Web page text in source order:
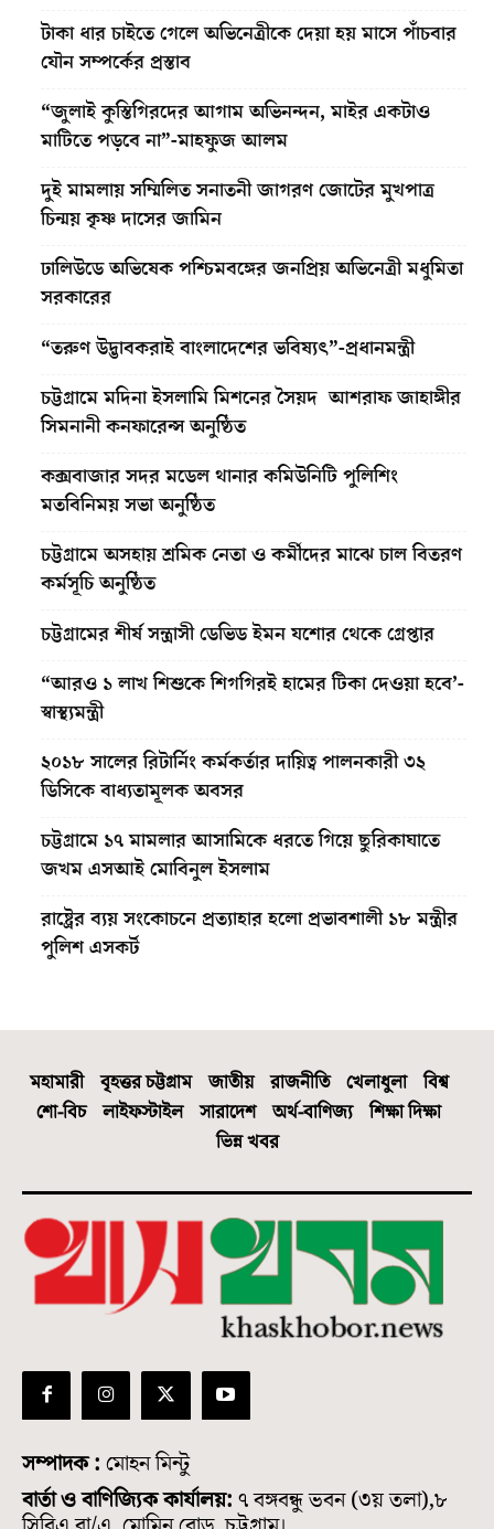
টাকা ধার চাইতে গেলে অভিনেত্রীকে দেয়া হয় মাসে পাঁচবার
যৌন সম্পর্কের প্রস্তাব
“জুলাই কুস্তিগিরদের আগাম অভিনন্দন, মাইর একটাও
মাটিতে পড়বে না”-মাহফুজ আলম
দুই মামলায় সম্মিলিত সনাতনী জাগরণ জোটের মুখপাত্র
চিন্ময় কৃষ্ণ দাসের জামিন
ঢালিউডে অভিষেক পশ্চিমবঙ্গের জনপ্রিয় অভিনেত্রী মধুমিতা
সরকারের
“তরুণ উদ্ভাবকরাই বাংলাদেশের ভবিষ্যৎ”-প্রধানমন্ত্রী
চট্টগ্রামে মদিনা ইসলামি মিশনের সৈয়দ আশরাফ জাহাঙ্গীর
সিমনানী কনফারেন্স অনুষ্ঠিত
কক্সবাজার সদর মডেল থানার কমিউনিটি পুলিশিং
মতবিনিময় সভা অনুষ্ঠিত
চট্টগ্রামে অসহায় শ্রমিক নেতা ও কর্মীদের মাঝে চাল বিতরণ
কর্মসূচি অনুষ্ঠিত
চট্টগ্রামের শীর্ষ সন্ত্রাসী ডেভিড ইমন যশোর থেকে গ্রেপ্তার
“আরও ১ লাখ শিশুকে শিগগিরই হামের টিকা দেওয়া হবে’-
স্বাস্থ্যমন্ত্রী
২০১৮ সালের রিটার্নিং কর্মকর্তার দায়িত্ব পালনকারী ৩২
ডিসিকে বাধ্যতামূলক অবসর
চট্টগ্রামে ১৭ মামলার আসামিকে ধরতে গিয়ে ছুরিকাঘাতে
জখম এসআই মোবিনুল ইসলাম
রাষ্ট্রের ব্যয় সংকোচনে প্রত্যাহার হলো প্রভাবশালী ১৮ মন্ত্রীর
পুলিশ এসকর্ট
মহামারী বৃহত্তর চট্টগ্রাম জাতীয় রাজনীতি খেলাধুলা
বিশ্ব
শো-বিচ
লাইফস্টাইল সারাদেশ অর্থ-বাণিজ্য
শিক্ষা দিক্ষা
ভিন্ন খবর
সম্পাদক : মোহন মিন্টু
বার্তা ও বাণিজ্যিক কার্যালয়: ৭ বঙ্গবন্ধু ভবন (৩য় তলা),৮